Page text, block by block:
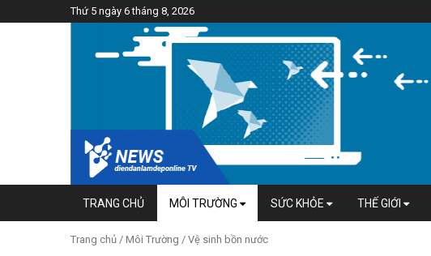
Thứ 5 ngày 6 tháng 8, 2026
TRANG CHỦ MÔI TRƯỜNG SỨC KHỎE THẾ GIỚI
Trang chủ / Môi Trường / Vệ sinh bồn nước